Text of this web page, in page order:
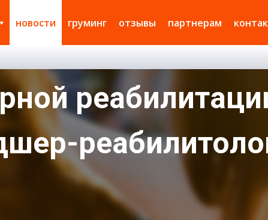
новости груминг отзывы партнерам